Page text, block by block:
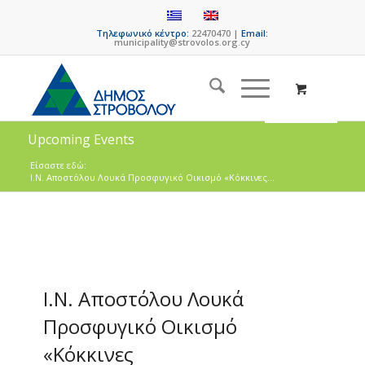
Τηλεφωνικό κέντρο: 22470470 |Email:
municipality@strovolos.org.cy
Upcoming Events
Είσαστε εδώ:
Ι.Ν. Αποστόλου Λουκά Προσφυγικό Οικισμό «Κόκκινες...
Ι.Ν. Αποστόλου Λουκά
Προσφυγικό Οικισμό
«Κόκκινες